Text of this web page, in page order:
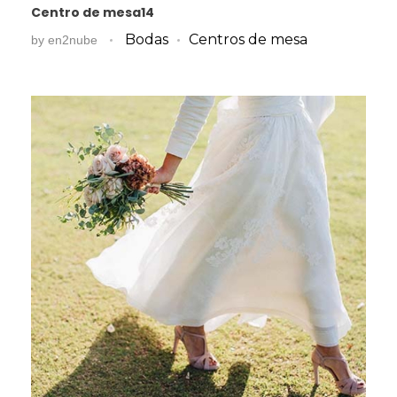
Centro de mesa14
by en2nube Bodas Centros de mesa